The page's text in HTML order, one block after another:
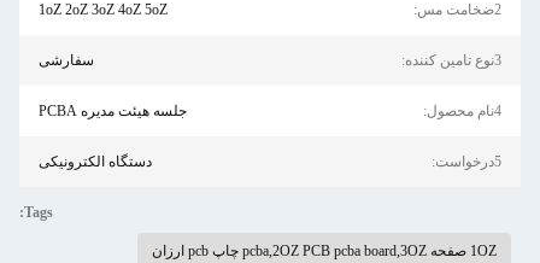
2ضخامت مس: 1oZ 2oZ 3oZ 4oZ 5oZ
3نوع تامین کننده: سفارشی
4نام محصول: جلسه هیئت مدیره PCBA
5درخواست: دستگاه الکترونیکی
Tags:
1OZ صفحه pcba,2OZ PCB pcba board,3OZ چاپ pcb ارزان